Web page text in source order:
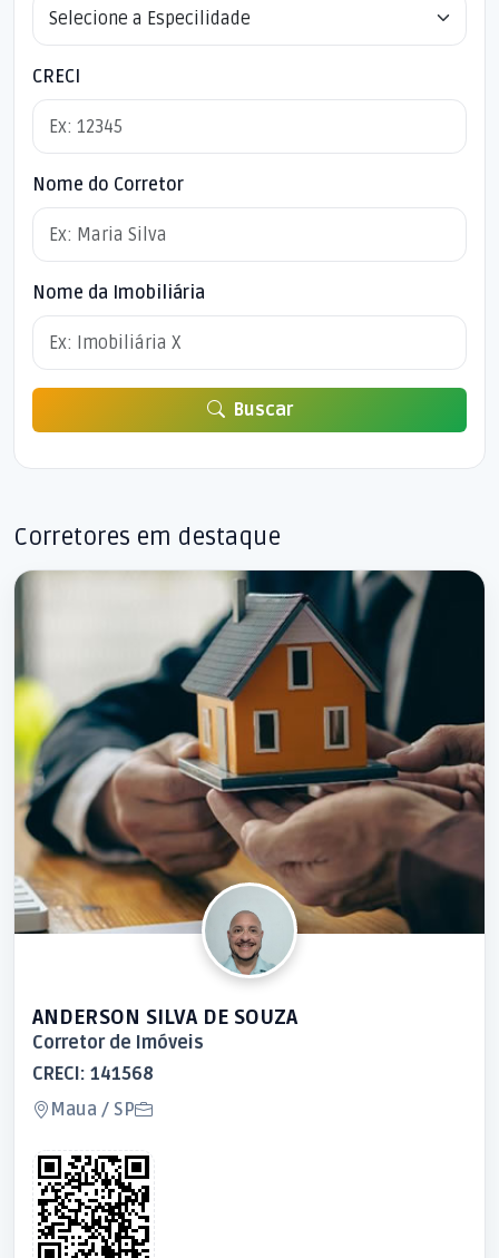
CRECI
Nome do Corretor
Nome da Imobiliária
Buscar
Corretores em destaque
ANDERSON SILVA DE SOUZA
Corretor de Imóveis
CRECI: 141568
Maua / SP